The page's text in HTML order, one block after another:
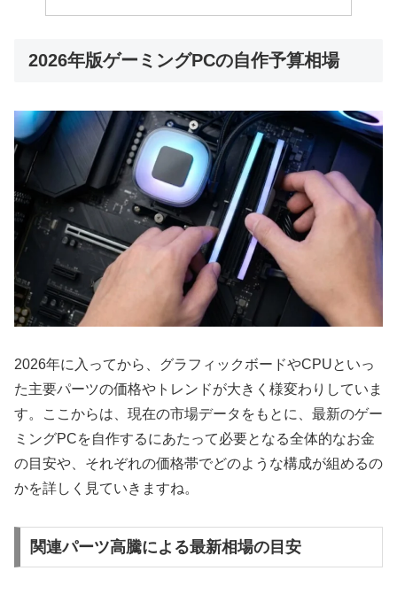
2026年版ゲーミングPCの自作予算相場
2026年に入ってから、グラフィックボードやCPUといっ
た主要パーツの価格やトレンドが大きく様変わりしていま
す。ここからは、現在の市場データをもとに、最新のゲー
ミングPCを自作するにあたって必要となる全体的なお金
の目安や、それぞれの価格帯でどのような構成が組めるの
かを詳しく見ていきますね。
関連パーツ高騰による最新相場の目安